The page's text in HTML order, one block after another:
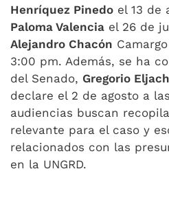
Henríquez Pinedo el 13 de
Paloma Valencia el 26 de
Alejandro Chacón
3:00 pm. Además, se ha
del Senado, Gregorio Eljach
declare el 2 de agosto a
audiencias buscan
relevante para el caso y
relacionados con las
en la UNGRD.